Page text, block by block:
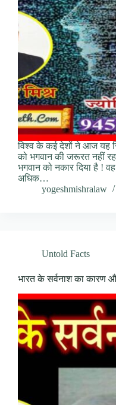
विश्व के कई देशों ने आज यह
को भगवान की जरूरत नहीं
भगवान को नकार दिया है !
अधिक…
yogeshmishralaw
Untold Facts
भारत के सर्वनाश का कारण